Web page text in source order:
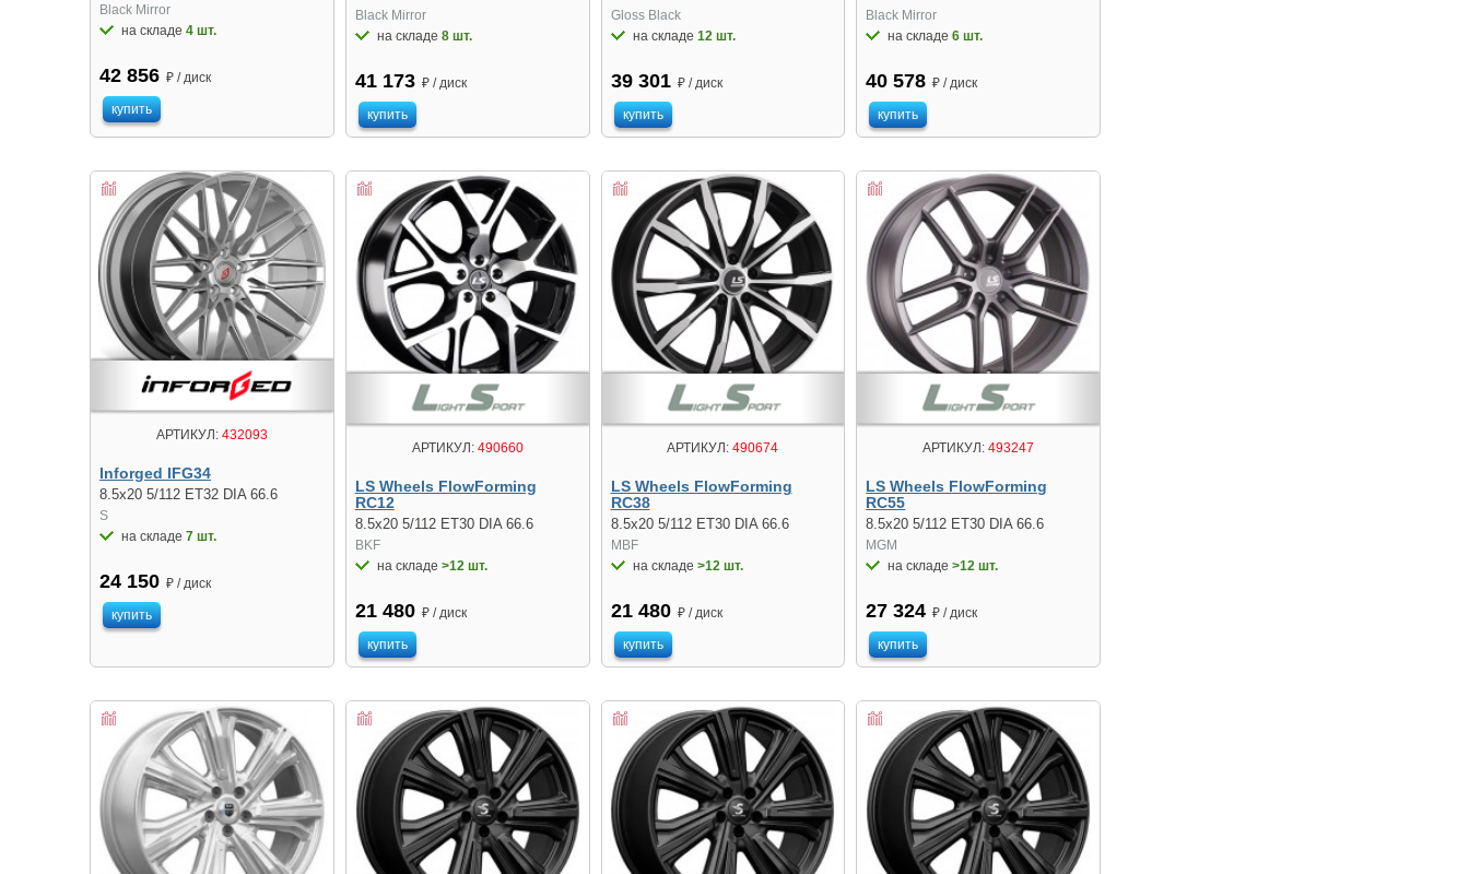
Black Mirror
на складе 4 шт.
42 856 ₽ / диск
купить
Black Mirror
на складе 8 шт.
41 173 ₽ / диск
купить
Gloss Black
на складе 12 шт.
39 301 ₽ / диск
купить
Black Mirror
на складе6 шт.
40 578 ₽ / диск
купить
АРТИКУЛ:432093
Inforged IFG34
8.5x20 5/112 ET32 DIA 66.6
S
на складе 7 шт.
24 150 ₽ / диск
купить
АРТИКУЛ:490660
LS Wheels FlowForming
RC12
8.5x20 5/112 ET30 DIA 66.6
BKF
на складе >12 шт.
21 480 ₽ / диск
купить
АРТИКУЛ: 490674
LS Wheels FlowForming
RC38
8.5x20 5/112 ET30 DIA 66.6
MBF
на складе >12 шт.
21 480 ₽ / диск
купить
АРТИКУЛ: 493247
LS Wheels FlowForming
RC55
8.5x20 5/112 ET30 DIA 66.6
MGM
на складе>12 шт.
27 324 ₽ / диск
купить